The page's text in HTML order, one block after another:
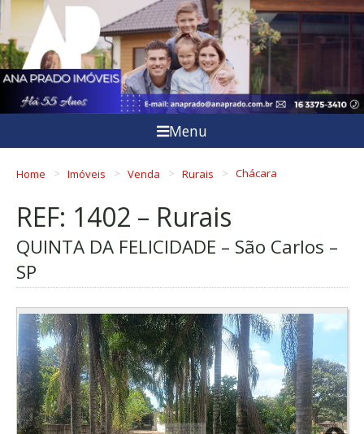
Menu
Home Imóveis Venda Rurais Chácara
REF: 1402 – Rurais
QUINTA DA FELICIDADE – São Carlos –
SP